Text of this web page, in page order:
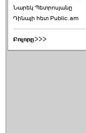
Նարեկ Պետրոսյանը
Դինայի հետ Public.am
Բոլորը>>>